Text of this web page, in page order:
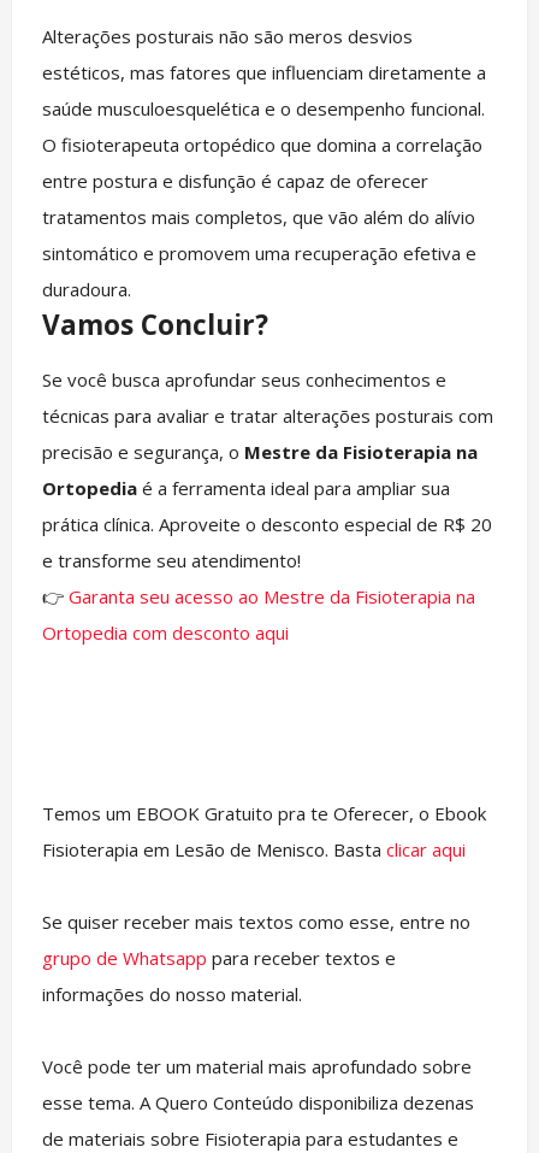
Alterações posturais não são meros desvios
estéticos, mas fatores que influenciam diretamente a
saúde musculoesquelética e o desempenho funcional.
O fisioterapeuta ortopédico que domina a correlação
entre postura e disfunção é capaz de oferecer
tratamentos mais completos, que vão além do alívio
sintomático e promovem uma recuperação efetiva e
duradoura.
Vamos Concluir?
Se você busca aprofundar seus conhecimentos e
técnicas para avaliar e tratar alterações posturais com
precisão e segurança, o Mestre da Fisioterapia na
Ortopediaé a ferramenta ideal para ampliar sua
prática clínica. Aproveite o desconto especial de R$ 20
e transforme seu atendimento!
👉 Garanta seu acesso ao Mestre da Fisioterapia na
Ortopedia com desconto aqui
Temos um EBOOK Gratuito pra te Oferecer, o Ebook
Fisioterapia em Lesão de Menisco. Basta clicar aqui
Se quiser receber mais textos como esse, entre no
grupo de Whatsapp para receber textos e
informações do nosso material.
Você pode ter um material mais aprofundado sobre
esse tema. A Quero Conteúdo disponibiliza dezenas
de materiais sobre Fisioterapia para estudantes e